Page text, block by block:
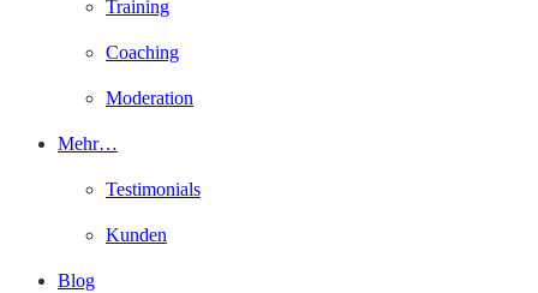
Training
Coaching
Moderation
Mehr…
Testimonials
Kunden
Blog